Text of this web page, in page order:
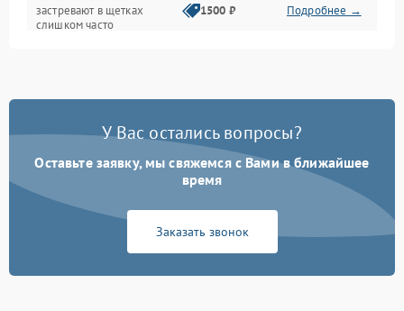
Программные сбои
застревают в щетках
слишком часто
1500 ₽ Подробнее →
У Вас остались вопросы?
Оставьте заявку, мы свяжемся с Вами в ближайшее
время
Заказать звонок